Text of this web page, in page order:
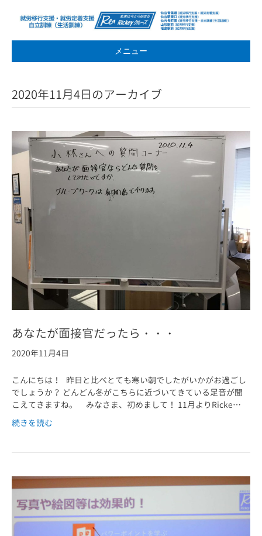
メニュー
2020年11月4日のアーカイブ
あなたが面接官だったら・・・
2020年11月4日
こんにちは！ 昨日と比べとても寒い朝でしたがいかがお過ごし
でしょうか？ どんどん冬がこちらに近づいてきている足音が聞
こえてきますね。 みなさま、初めまして！ 11月よりRicke…
続きを読む